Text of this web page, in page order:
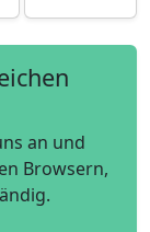
an und
Browsern,